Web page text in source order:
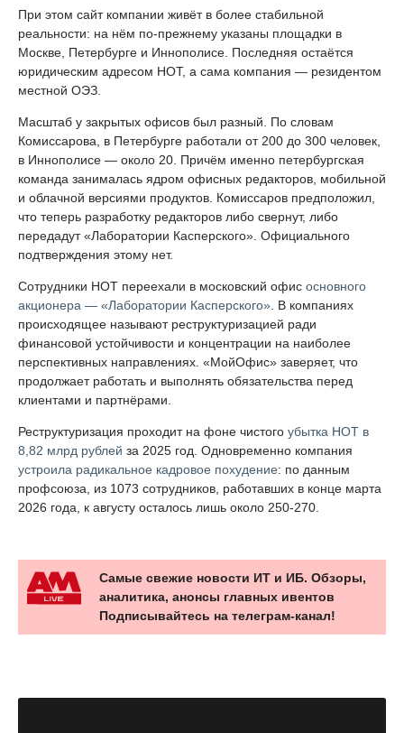
При этом сайт компании живёт в более стабильной
реальности: на нём по-прежнему указаны площадки в
Москве, Петербурге и Иннополисе. Последняя остаётся
юридическим адресом НОТ, а сама компания — резидентом
местной ОЭЗ.
Масштаб у закрытых офисов был разный. По словам
Комиссарова, в Петербурге работали от 200 до 300 человек,
в Иннополисе — около 20. Причём именно петербургская
команда занималась ядром офисных редакторов, мобильной
и облачной версиями продуктов. Комиссаров предположил,
что теперь разработку редакторов либо свернут, либо
передадут «Лаборатории Касперского». Официального
подтверждения этому нет.
Сотрудники НОТ переехали в московский офис основного
акционера — «Лаборатории Касперского» . В компаниях
происходящее называют реструктуризацией ради
финансовой устойчивости и концентрации на наиболее
перспективных направлениях. «МойОфис» заверяет, что
продолжает работать и выполнять обязательства перед
клиентами и партнёрами.
Реструктуризация проходит на фоне чистого убытка НОТ в
8,82 млрд рублей за 2025 год. Одновременно компания
устроила радикальное кадровое похудение: по данным
профсоюза, из 1073 сотрудников, работавших в конце марта
2026 года, к августу осталось лишь около 250-270.
Самые свежие новости ИТ и ИБ. Обзоры,
аналитика, анонсы главных ивентов
Подписывайтесь на телеграм-канал!